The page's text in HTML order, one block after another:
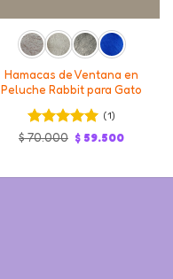
Hamacas de Ventana en
Peluche Rabbit para Gato
Valorado en
(1)
$70.000 Original
price
$ 59.500Current